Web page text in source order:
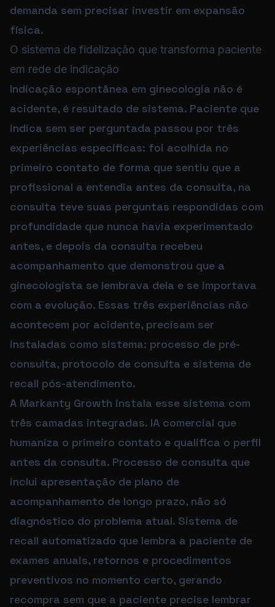
demanda sem precisar investir em expansão
física.
O sistema de fidelização que transforma paciente
em rede de indicação
Indicação espontânea em ginecologia não é
acidente, é resultado de sistema. Paciente que
indica sem ser perguntada passou por três
experiências específicas: foi acolhida no
primeiro contato de forma que sentiu que a
profissional a entendia antes da consulta, na
consulta teve suas perguntas respondidas com
profundidade que nunca havia experimentado
antes, e depois da consulta recebeu
acompanhamento que demonstrou que a
ginecologista se lembrava dela e se importava
com a evolução. Essas três experiências não
acontecem por acidente, precisam ser
instaladas como sistema: processo de pré-
consulta, protocolo de consulta e sistema de
recall pós-atendimento.
A Markanty Growth instala esse sistema com
três camadas integradas. IA comercial que
humaniza o primeiro contato e qualifica o perfil
antes da consulta. Processo de consulta que
inclui apresentação de plano de
acompanhamento de longo prazo, não só
diagnóstico do problema atual. Sistema de
recall automatizado que lembra a paciente de
exames anuais, retornos e procedimentos
preventivos no momento certo, gerando
recompra sem que a paciente precise lembrar